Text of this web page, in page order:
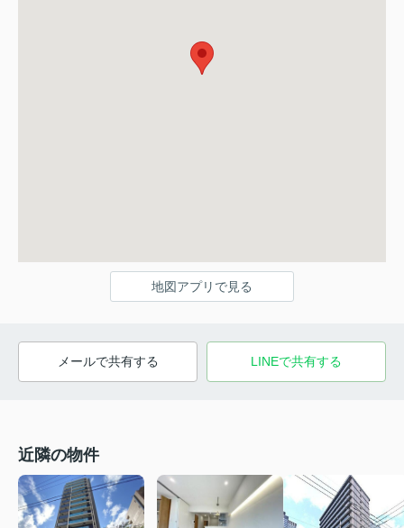
地図アプリで見る
メールで共有する LINEで共有する
近隣の物件